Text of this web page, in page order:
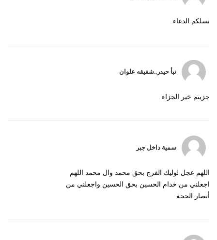
نسلكم الدعاء
نبأ حيدر..شفيقه علوان
جزيتم خير الجزاء
سمية داخل جبر
اللهم عجل لوليك الفرج بحق محمد وال محمد اللهم
اجعلني من خدام الحسين بحق الحسين واجعلني من
أنصار الحجة